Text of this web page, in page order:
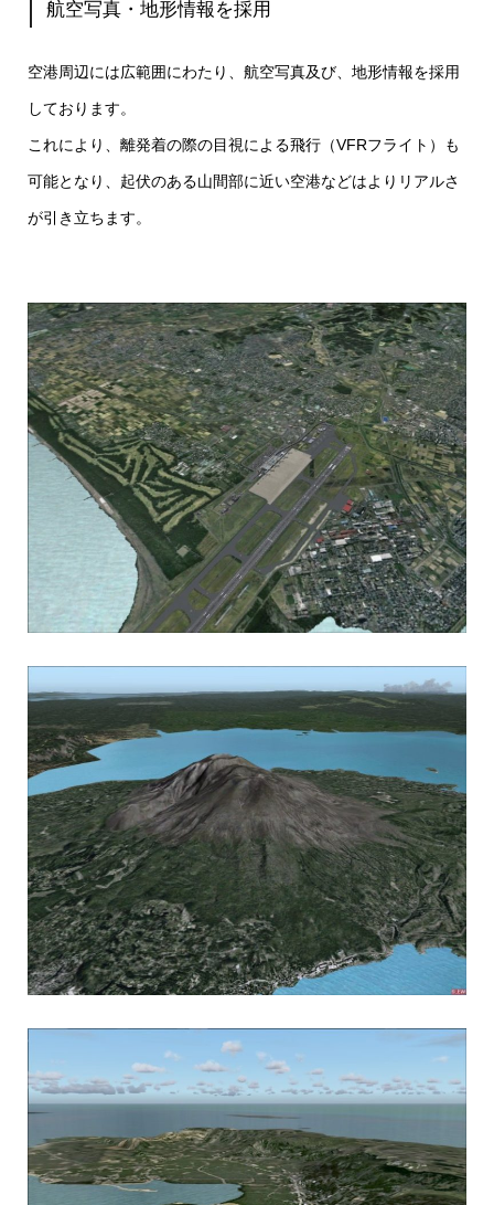
航空写真・地形情報を採用
空港周辺には広範囲にわたり、航空写真及び、地形情報を採用
しております。
これにより、離発着の際の目視による飛行（VFRフライト）も
可能となり、起伏のある山間部に近い空港などはよりリアルさ
が引き立ちます。